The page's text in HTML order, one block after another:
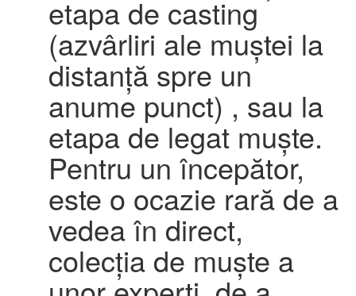
etapa de casting
(azvârliri ale muștei la
distanță spre un
anume punct) , sau la
etapa de legat muște.
Pentru un începător,
este o ocazie rară de a
vedea în direct,
colecția de muște a